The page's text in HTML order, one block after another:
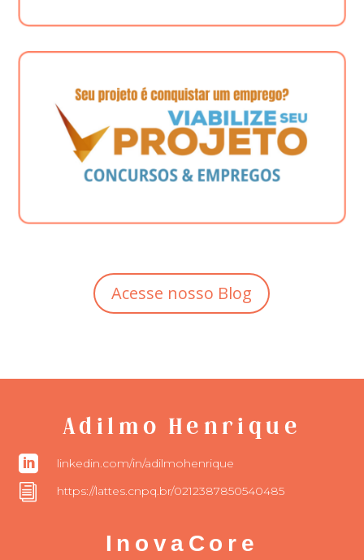
Acesse nosso Blog
Adilmo Henrique
 linkedin.com/in/adilmohenrique
i https://lattes.cnpq.br/0212387850540485
InovaCore